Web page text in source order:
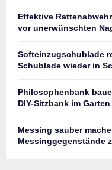
Effektive
vor unerwünschten
Softeinzugschublade
Schublade wieder in
Philosophenbank
DIY-Sitzbank im Garten
Messing sauber
Messinggegenstände